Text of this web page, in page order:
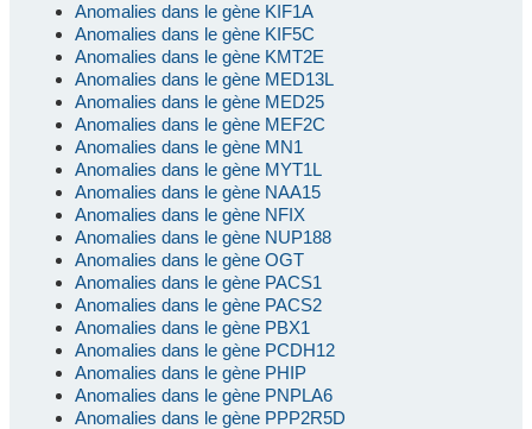
Anomalies dans le gène KIF1A
Anomalies dans le gène KIF5C
Anomalies dans le gène KMT2E
Anomalies dans le gène MED13L
Anomalies dans le gène MED25
Anomalies dans le gène MEF2C
Anomalies dans le gène MN1
Anomalies dans le gène MYT1L
Anomalies dans le gène NAA15
Anomalies dans le gène NFIX
Anomalies dans le gène NUP188
Anomalies dans le gène OGT
Anomalies dans le gène PACS1
Anomalies dans le gène PACS2
Anomalies dans le gène PBX1
Anomalies dans le gène PCDH12
Anomalies dans le gène PHIP
Anomalies dans le gène PNPLA6
Anomalies dans le gène PPP2R5D